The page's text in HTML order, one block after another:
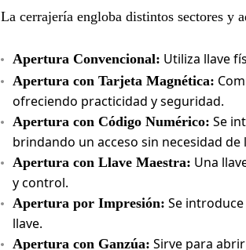
La cerrajería engloba distintos sectores y
Apertura Convencional: Utiliza llave
Apertura con Tarjeta Magnética:
ofreciendo practicidad y seguridad.
Apertura con Código Numérico: Se
brindando un acceso sin necesidad de
Apertura con Llave Maestra: Una
y control.
Apertura por Impresión: Se
llave.
Apertura con Ganzúa: Sirve para